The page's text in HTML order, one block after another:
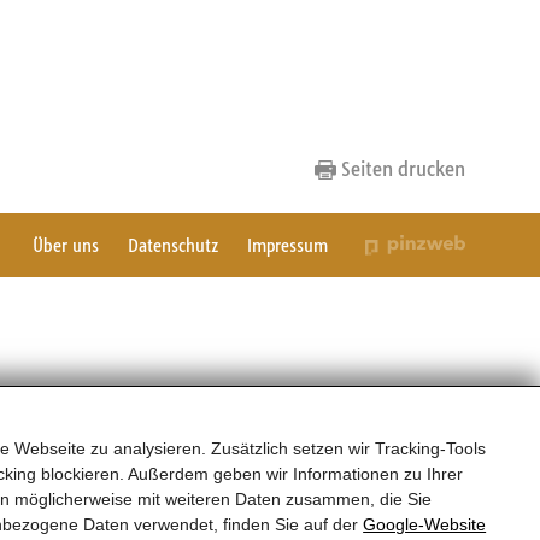
zu analysieren. Zusätzlich setzen wir Tracking-Tools
blockieren. Außerdem geben wir Informationen zu Ihrer
möglicherweise mit weiteren Daten zusammen, die Sie
Daten verwendet, finden Sie auf derGoogle‑Website
Seiten drucken
Über uns Datenschutz Impressum